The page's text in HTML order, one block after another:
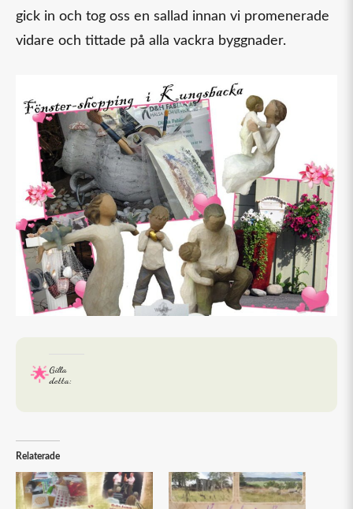
gick in och tog oss en sallad innan vi promenerade
vidare och tittade på alla vackra byggnader.
Gilla
detta:
Relaterade